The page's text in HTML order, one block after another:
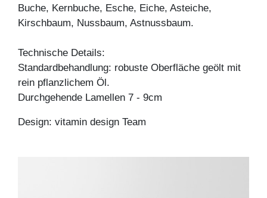
Buche, Kernbuche, Esche, Eiche, Asteiche,
Kirschbaum, Nussbaum, Astnussbaum.
Technische Details:
Standardbehandlung: robuste Oberfläche geölt mit
rein pflanzlichem Öl.
Durchgehende Lamellen 7 - 9cm
Design: vitamin design Team